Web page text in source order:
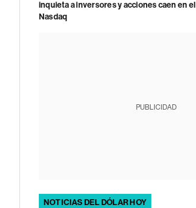
inquieta a inversores y acciones caen en el
Nasdaq
PUBLICIDAD
NOTICIAS DEL DÓLAR HOY